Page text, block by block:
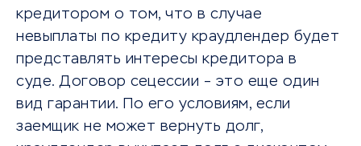
кредитором о том, что в случае
невыплаты по кредиту краудлендер будет
представлять интересы кредитора в
суде. Договор сецессии – это еще один
вид гарантии. По его условиям, если
заемщик не может вернуть долг,